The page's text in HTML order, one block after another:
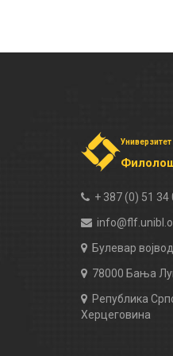
+ 387 (0) 51 34
Булевар
78000 Бања
Република
Херцеговина